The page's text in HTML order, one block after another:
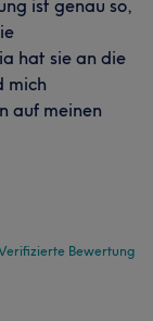
ist genau so,
hat sie an die
mich
auf meinen
Bewertung